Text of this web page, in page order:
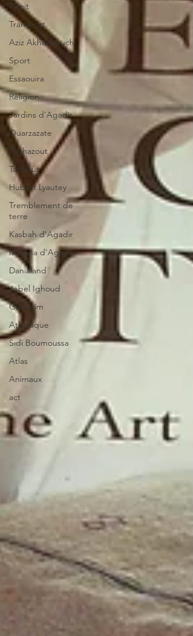
Tiznit
Transport
Aziz Akhannouch
Sport
Essaouira
Religion
Jardins d'Agadir
Ouarzazate
Taghazout
Tafraout
Hubert Lyautey
Tremblement de
terre
Kasbah d'Agadir
Médina d'Agadir
Danialand
Jebel Ighoud
Guelmim
Atlantique
Sidi Boumoussa
Atlas
Animaux
act